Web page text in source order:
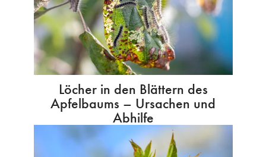
Löcher in den Blättern des
Apfelbaums – Ursachen und
Abhilfe